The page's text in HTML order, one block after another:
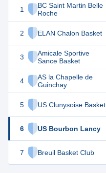
1
BC Saint Martin Belle
Roche
2 ELAN Chalon Basket
3
Amicale Sportive
Sance Basket
4
AS la Chapelle de
Guinchay
5 US Clunysoise Basket
6 US Bourbon Lancy
7 Breuil Basket Club
12
12
12
11
7 6
6
6